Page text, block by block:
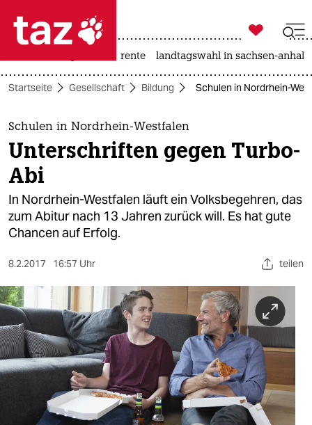
 taz zahl ich
taz zahl ich
themen
politik
öko
gesellschaft
sport
berlin
nord
wahrheit
verlag

taz zahl ich
rente landtagswahl in sachsen-anhalt
Startseite Gesellschaft Bildung Schulen in Nordrhein-
Schulen in Nordrhein-Westfalen
Unterschriften gegen Turbo-
Abi
In Nordrhein-Westfalen läuft ein Volksbegehren, das
zum Abitur nach 13 Jahren zurück will. Es hat gute
Chancen auf Erfolg.
8.2.2017 16:57 Uhr teilen